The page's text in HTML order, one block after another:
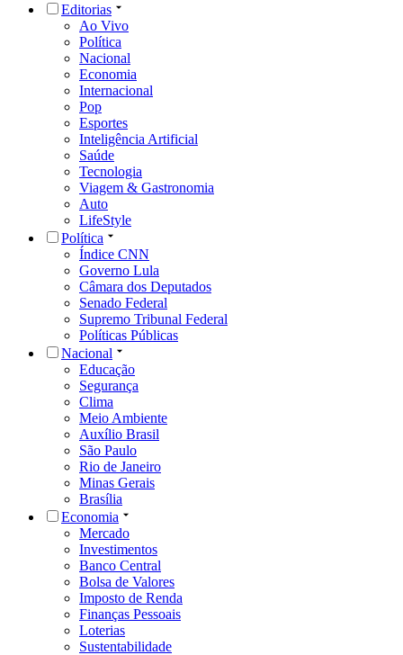
Editorias
Ao Vivo
Política
Nacional
Economia
Internacional
Pop
Esportes
Inteligência Artificial
Saúde
Tecnologia
Viagem & Gastronomia
Auto
LifeStyle
Política
Índice CNN
Governo Lula
Câmara dos Deputados
Senado Federal
Supremo Tribunal Federal
Políticas Públicas
Nacional
Educação
Segurança
Clima
Meio Ambiente
Auxílio Brasil
São Paulo
Rio de Janeiro
Minas Gerais
Brasília
Economia
Mercado
Investimentos
Banco Central
Bolsa de Valores
Imposto de Renda
Finanças Pessoais
Loterias
Sustentabilidade